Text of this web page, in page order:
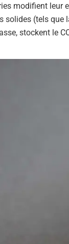
modifient leur
solides (tels
stockent le